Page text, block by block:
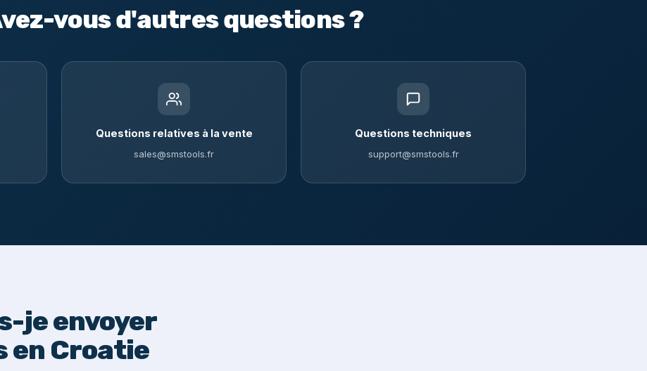
vous d'autres questions ?
Questions relatives à la vente
sales@smstools.fr
Questions techniques
support@smstools.fr
je envoyer
en Croatie